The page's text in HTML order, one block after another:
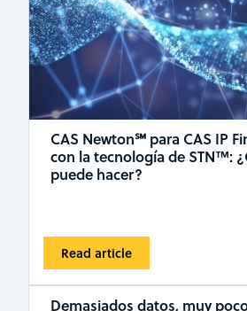
CAS Newton℠ para CAS IP
con la tecnología de STN™:
puede hacer?
Read article
Demasiados datos, muy